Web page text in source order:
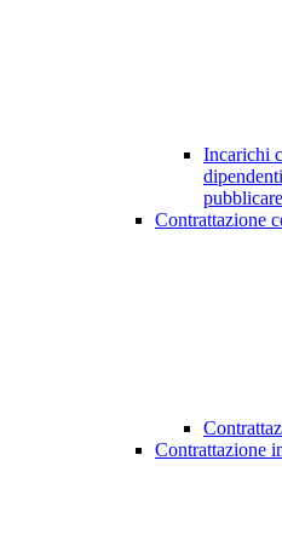
Incarichi
Contrattazione
Contrattazione